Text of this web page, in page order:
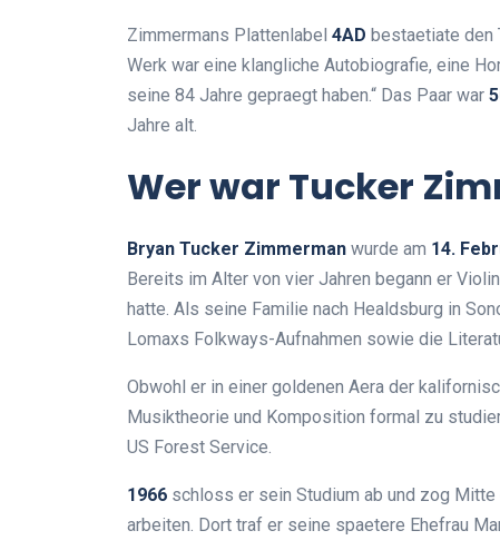
Zimmermans Plattenlabel 4AD bestaetiate den
Werk war eine klangliche Autobiografie, eine
seine 84 Jahre gepraegt haben.“ Das Paar war
Jahre alt.
Wer war Tucker
Bryan Tucker Zimmerman wurde am 14.
Bereits im Alter von vier Jahren begann er
hatte. Als seine Familie nach Healdsburg in
Lomaxs Folkways-Aufnahmen sowie die
Obwohl er in einer goldenen Aera der
Musiktheorie und Komposition formal zu
US Forest Service.
1966 schloss er sein Studium ab und zog
arbeiten. Dort traf er seine spaetere Ehefrau